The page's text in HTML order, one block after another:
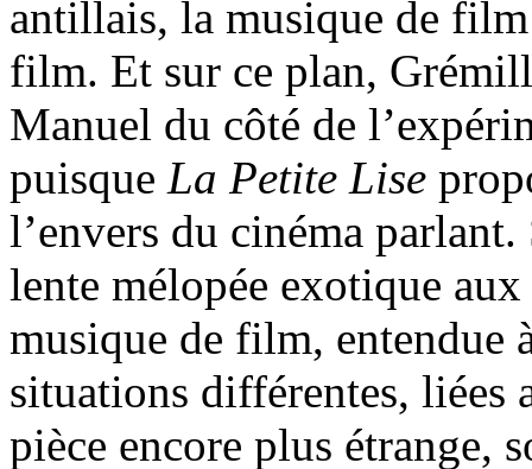
antillais, la musique de
film. Et sur ce plan,
Manuel du côté de
puisque La Petite Lise
l’envers du cinéma
lente mélopée exotique
musique de film, entendue
situations différentes, liées
pièce encore plus étrange,